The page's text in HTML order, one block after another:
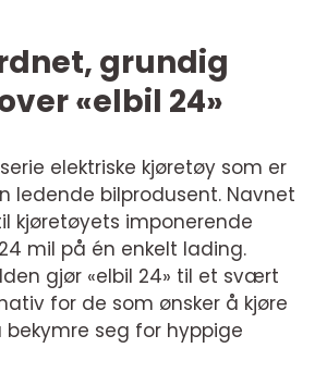
grundig
«elbil 24»
elektriske kjøretøy som er
ledende bilprodusent. Navnet
kjøretøyets imponerende
mil på én enkelt lading.
gjør «elbil 24» til et svært
for de som ønsker å kjøre
bekymre seg for hyppige